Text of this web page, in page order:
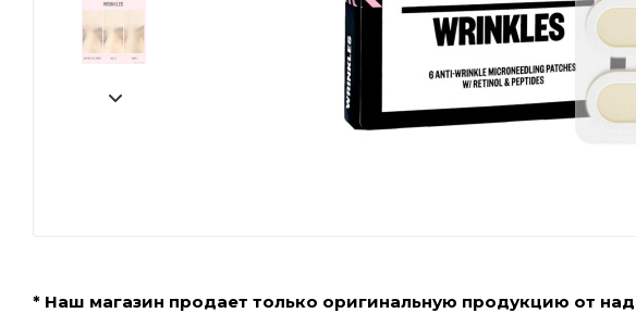
* Наш магазин продает только оригинальную продукцию от